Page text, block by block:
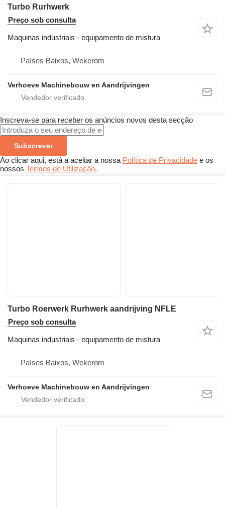
Turbo Rurhwerk
Preço sob consulta
Maquinas industriais - equipamento de mistura
Países Baixos, Wekerom
Verhoeve Machinebouw en Aandrijvingen
Inscreva-se para receber os anúncios novos desta secção
Subscrever
Ao clicar aqui, está a aceitar a nossa Política de Privacidade e os
nossos Termos de Utilização.
Turbo Roerwerk Rurhwerk aandrijving NFLE
Preço sob consulta
Maquinas industriais - equipamento de mistura
Países Baixos, Wekerom
Verhoeve Machinebouw en Aandrijvingen